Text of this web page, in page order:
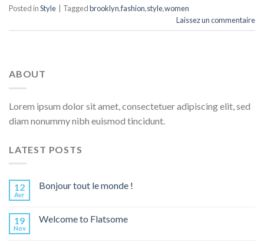
Posted inStyle Taggedbrooklyn,fashion,style,women
Laissez un commentaire
ABOUT
Lorem ipsum dolor sit amet, consectetuer adipiscing elit, sed
diam nonummy nibh euismod tincidunt.
LATEST POSTS
12
Avr
Bonjour tout le monde !
19
Nov
Welcome to Flatsome